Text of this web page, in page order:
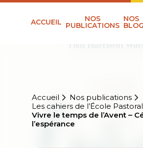
ACCUEIL NOS
PUBLICATIONS
NOS
Accueil
Nos publications
Les cahiers de l’École
Vivre le temps de l’Avent –
l’espérance